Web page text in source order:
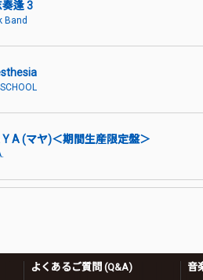
逢 3
Band
Y A (マヤ)＜期間生産限定盤＞
よくあるご質問 (Q&A) 音